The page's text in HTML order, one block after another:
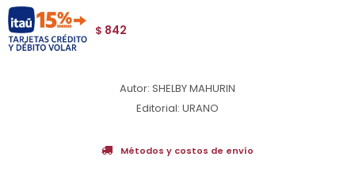
$ 842
Autor: SHELBY MAHURIN
Editorial: URANO
Métodos y costos de envío